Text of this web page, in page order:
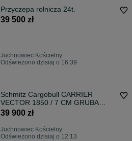
Przyczepa rolnicza 24t.
39 500 zł
Juchnowiec Kościelny
Odświeżono dzisiaj o 16:39
Schmitz Cargobull CARRIER
VECTOR 1850 / 7 CM GRUBA
ŚCIANA / 4 ZAMKNIĘCIA DRZWI /
OŚ PODNOSZONA /
DIESEL+ELEKTRYK / 2010 ROK !!
39 900 zł
Juchnowiec Kościelny
Odświeżono dzisiaj o 12:13